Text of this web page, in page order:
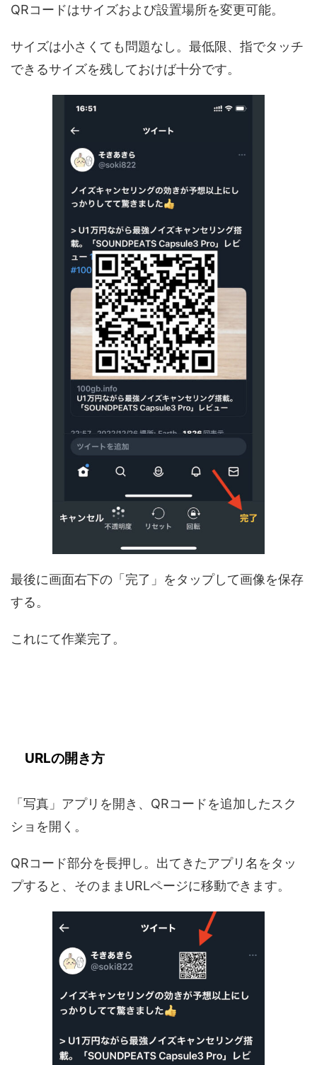
QRコードはサイズおよび設置場所を変更可能。
サイズは小さくても問題なし。最低限、指でタッチ
できるサイズを残しておけば十分です。
最後に画面右下の「完了」をタップして画像を保存
する。
これにて作業完了。
URLの開き方
「写真」アプリを開き、QRコードを追加したスク
ショを開く。
QRコード部分を長押し。出てきたアプリ名をタッ
プすると、そのままURLページに移動できます。